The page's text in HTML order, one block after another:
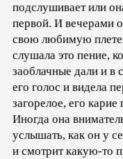
подслушивает или
первой. И вечерами
свою любимую
слушала это пение,
заоблачные дали и в
его голос и видела
загорелое, его
Иногда она
услышать, как он у
и смотрит какую-то